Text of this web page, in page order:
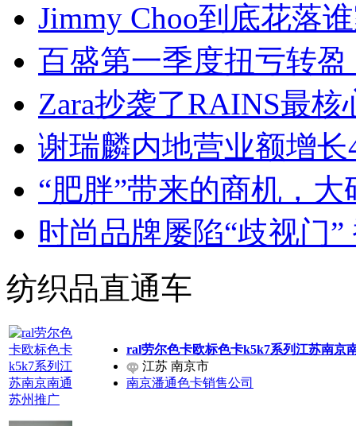
Jimmy Choo到底花落
百盛第一季度扭亏转
Zara抄袭了RAINS最
谢瑞麟内地营业额增
“肥胖”带来的商机，
时尚品牌屡陷“歧视门
纺织品直通车
ral劳尔色卡欧标色卡k5k7系列江苏南京
江苏 南京市
南京潘通色卡销售公司